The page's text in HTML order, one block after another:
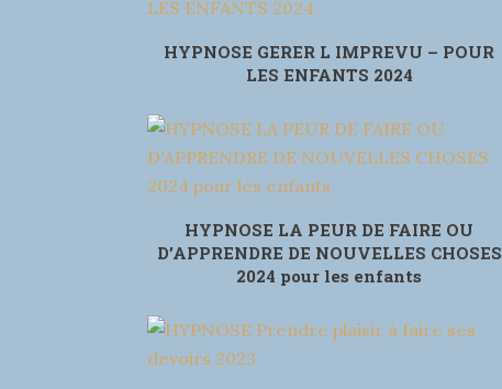
HYPNOSE GERER L IMPREVU – POUR
LES ENFANTS 2024
HYPNOSE LA PEUR DE FAIRE OU
D’APPRENDRE DE NOUVELLES CHOSES
2024 pour les enfants